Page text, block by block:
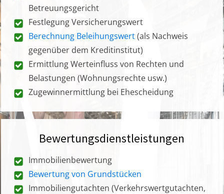
Betreuungsgericht
Festlegung Versicherungswert
Berechnung Beleihungswert(als Nachweis
gegenüber dem Kreditinstitut)
Ermittlung Werteinfluss von Rechten und
Belastungen (Wohnungsrechte usw.)
Zugewinnermittlung bei Ehescheidung
Bewertungsdienstleistungen
Immobilienbewertung
Bewertung von Grundstücken
Immobiliengutachten (Verkehrswertgutachten,